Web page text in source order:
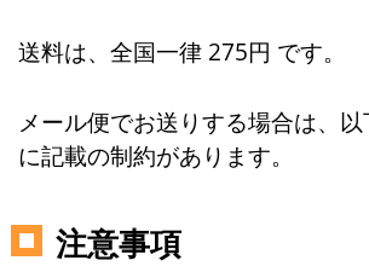
送料は、全国一律 275円 です。
メール便でお送りする場合は、以
に記載の制約があります。
注意事項